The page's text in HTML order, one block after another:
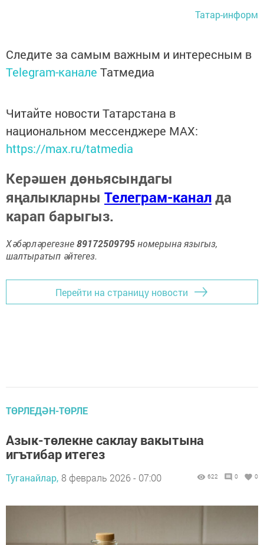
Татар-информ
Следите за самым важным и интересным в
Telegram-канале Татмедиа
Читайте новости Татарстана в
национальном мессенджере MАХ:
https://max.ru/tatmedia
Керәшен дөньясындагы
яңалыкларны Телеграм-каналда
карап барыгыз.
Хәбәрләрегезне89172509795номерына языгыз,
шалтыратып әйтегез.
Перейти на страницу новости
ТӨРЛЕДӘН-ТӨРЛЕ
Азык-төлекне саклау вакытына
игътибар итегез
Туганайлар, 8 февраль 2026 - 07:00 622 0 0